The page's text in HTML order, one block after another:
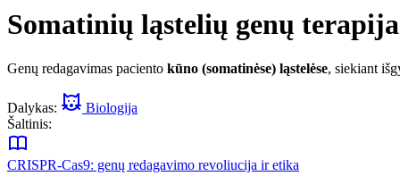
Somatinių ląstelių genų terapija
Genų redagavimas paciento kūno (somatinėse) ląstelėse, siekiant
Dalykas:
Biologija
Šaltinis:
CRISPR-Cas9: genų redagavimo revoliucija ir etika